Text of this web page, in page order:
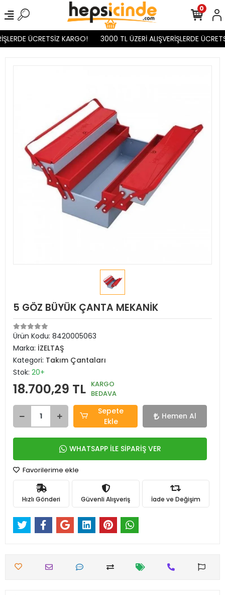
ÜCRETSİZ KARGO! 3000 TL ÜZERİ ALIŞVERİŞLERDE
0
5 GÖZ BÜYÜK ÇANTA MEKANİK
Ürün Kodu: 8420005063
Marka: İZELTAŞ
Kategori: Takım Çantaları
Stok: 20+
18.700,29 TL KARGO
BEDAVA
Sepete
Ekle
Hemen Al
WHATSAPP İLE SİPARİŞ VER
Favorilerime ekle
Hızlı Gönderi Güvenli Alışveriş İade ve Değişim